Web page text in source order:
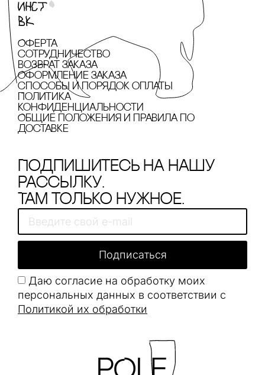
Оферта
сотрудничество
Возврат заказа
Оформление заказа
cпособы и порядок оплаты
Политика
конфиденциальности
Общие положения и правила по
доставке
Подпишитесь на нашу
рассылку.
Там только нужное.
Даю согласие на обработку моих
персональных данных в соответствии с
Политикой их обработки
Подписаться